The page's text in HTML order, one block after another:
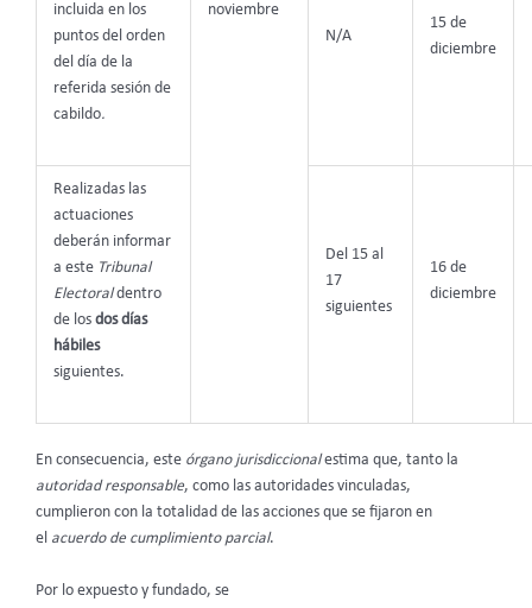
noviembre
incluida en los
puntos del orden
del día de la
referida sesión de
cabildo.
N/A
15 de
diciembre
Realizadas las
actuaciones
deberán informar
a este Tribunal
Electoraldentro
de losdos días
hábiles
siguientes.
Del 15 al
17
siguientes
16 de
diciembre
En consecuencia, este órgano jurisdiccionalestima que, tanto la
autoridad responsable, como las autoridades vinculadas,
cumplieron con la totalidad de las acciones que se fijaron en
el acuerdo de cumplimiento parcial.
Por lo expuesto y fundado, se